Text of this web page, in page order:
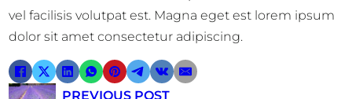
vel facilisis volutpat est. Magna eget est lorem ipsum
dolor sit amet consectetur adipiscing.
PREVIOUS POST